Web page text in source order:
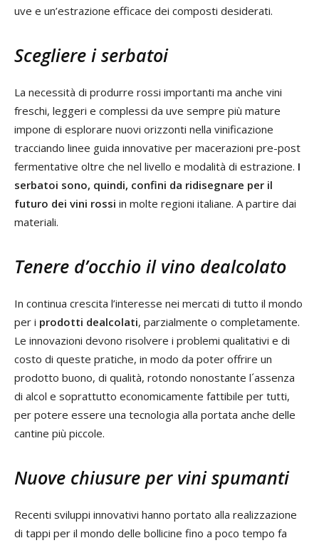
uve e un’estrazione efficace dei composti desiderati.
Scegliere i serbatoi
La necessità di produrre rossi importanti ma anche vini
freschi, leggeri e complessi da uve sempre più mature
impone di esplorare nuovi orizzonti nella vinificazione
tracciando linee guida innovative per macerazioni pre-post
fermentative oltre che nel livello e modalità di estrazione. I
serbatoi sono, quindi, confini da ridisegnare per il
futuro dei vini rossi in molte regioni italiane. A partire dai
materiali.
Tenere d’occhio il vino dealcolato
In continua crescita l’interesse nei mercati di tutto il mondo
per i prodotti dealcolati, parzialmente o completamente.
Le innovazioni devono risolvere i problemi qualitativi e di
costo di queste pratiche, in modo da poter offrire un
prodotto buono, di qualità, rotondo nonostante l´assenza
di alcol e soprattutto economicamente fattibile per tutti,
per potere essere una tecnologia alla portata anche delle
cantine più piccole.
Nuove chiusure per vini spumanti
Recenti sviluppi innovativi hanno portato alla realizzazione
di tappi per il mondo delle bollicine fino a poco tempo fa